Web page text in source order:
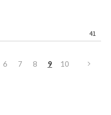
41
6 7 8 9 10